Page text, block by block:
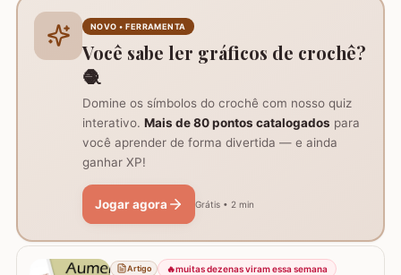
deixem de se inscrever em seu canal no YouTube –&gt;
NOVO • FERRAMENTA
Você sabe ler gráficos de crochê?
🧶
Domine os símbolos do crochê com nosso quiz
interativo. Mais de 80 pontos catalogados para
você aprender de forma divertida — e ainda
ganhar XP!
Jogar agora Grátis • 2 min
Artigo 🔥muitas dezenas viram essa semana